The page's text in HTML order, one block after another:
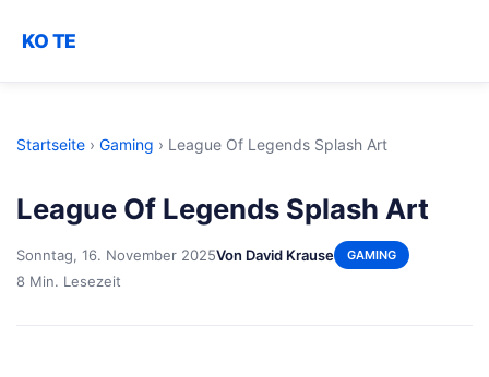
KO TE
Startseite › Gaming › League Of Legends Splash Art
League Of Legends Splash Art
Sonntag, 16. November 2025Von David Krause GAMING
8 Min. Lesezeit